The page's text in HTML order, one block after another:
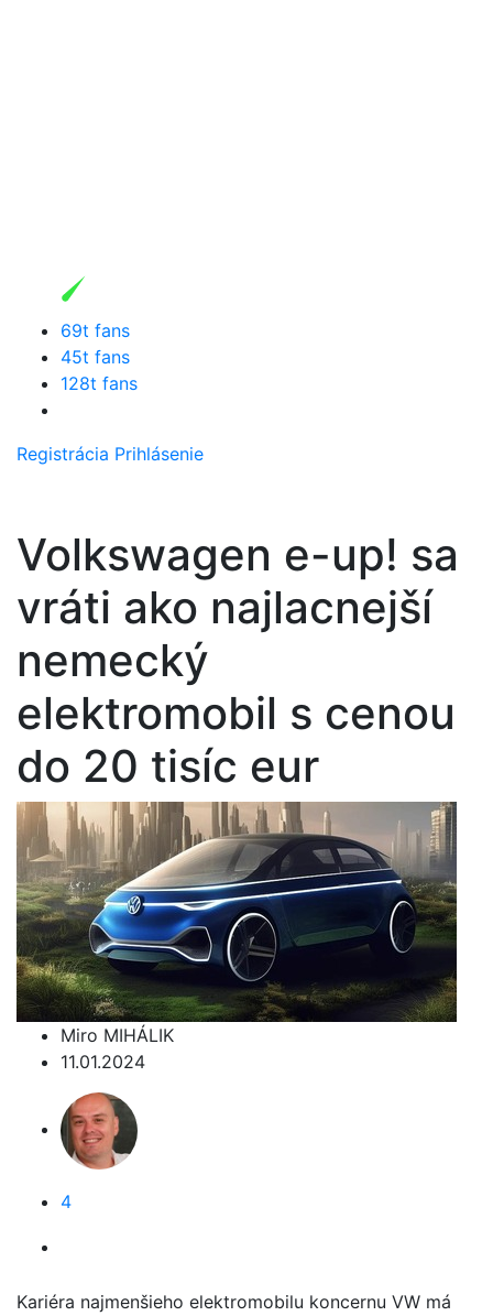
69t fans
45t fans
128t fans
Registrácia Prihlásenie
Volkswagen e-up! sa
vráti ako najlacnejší
nemecký
elektromobil s cenou
do 20 tisíc eur
Miro MIHÁLIK
11.01.2024
4
Kariéra najmenšieho elektromobilu koncernu VW má